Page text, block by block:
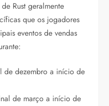
Rust geralmente
que os jogadores
eventos de vendas
de dezembro a início de
de março a início de